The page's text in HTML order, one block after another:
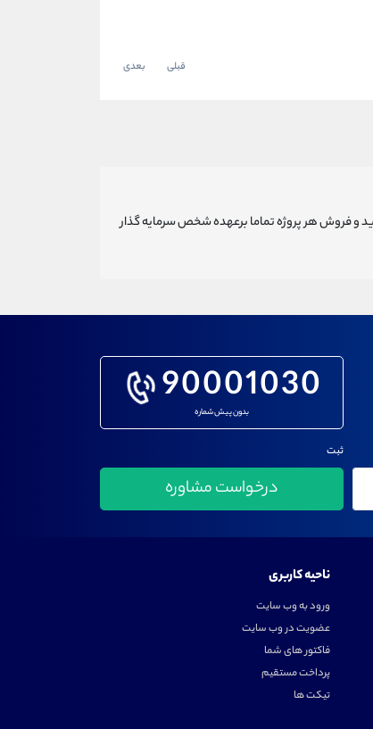
قبلی بعدی
و فروش هر پروژه تماما برعهده شخص سرمایه گذار
90001030
بدون پیش شماره
ثبت
ناحیه کاربری
ورود به وب سایت
عضویت در وب سایت
فاکتور های شما
پرداخت مستقیم
تیکت ها